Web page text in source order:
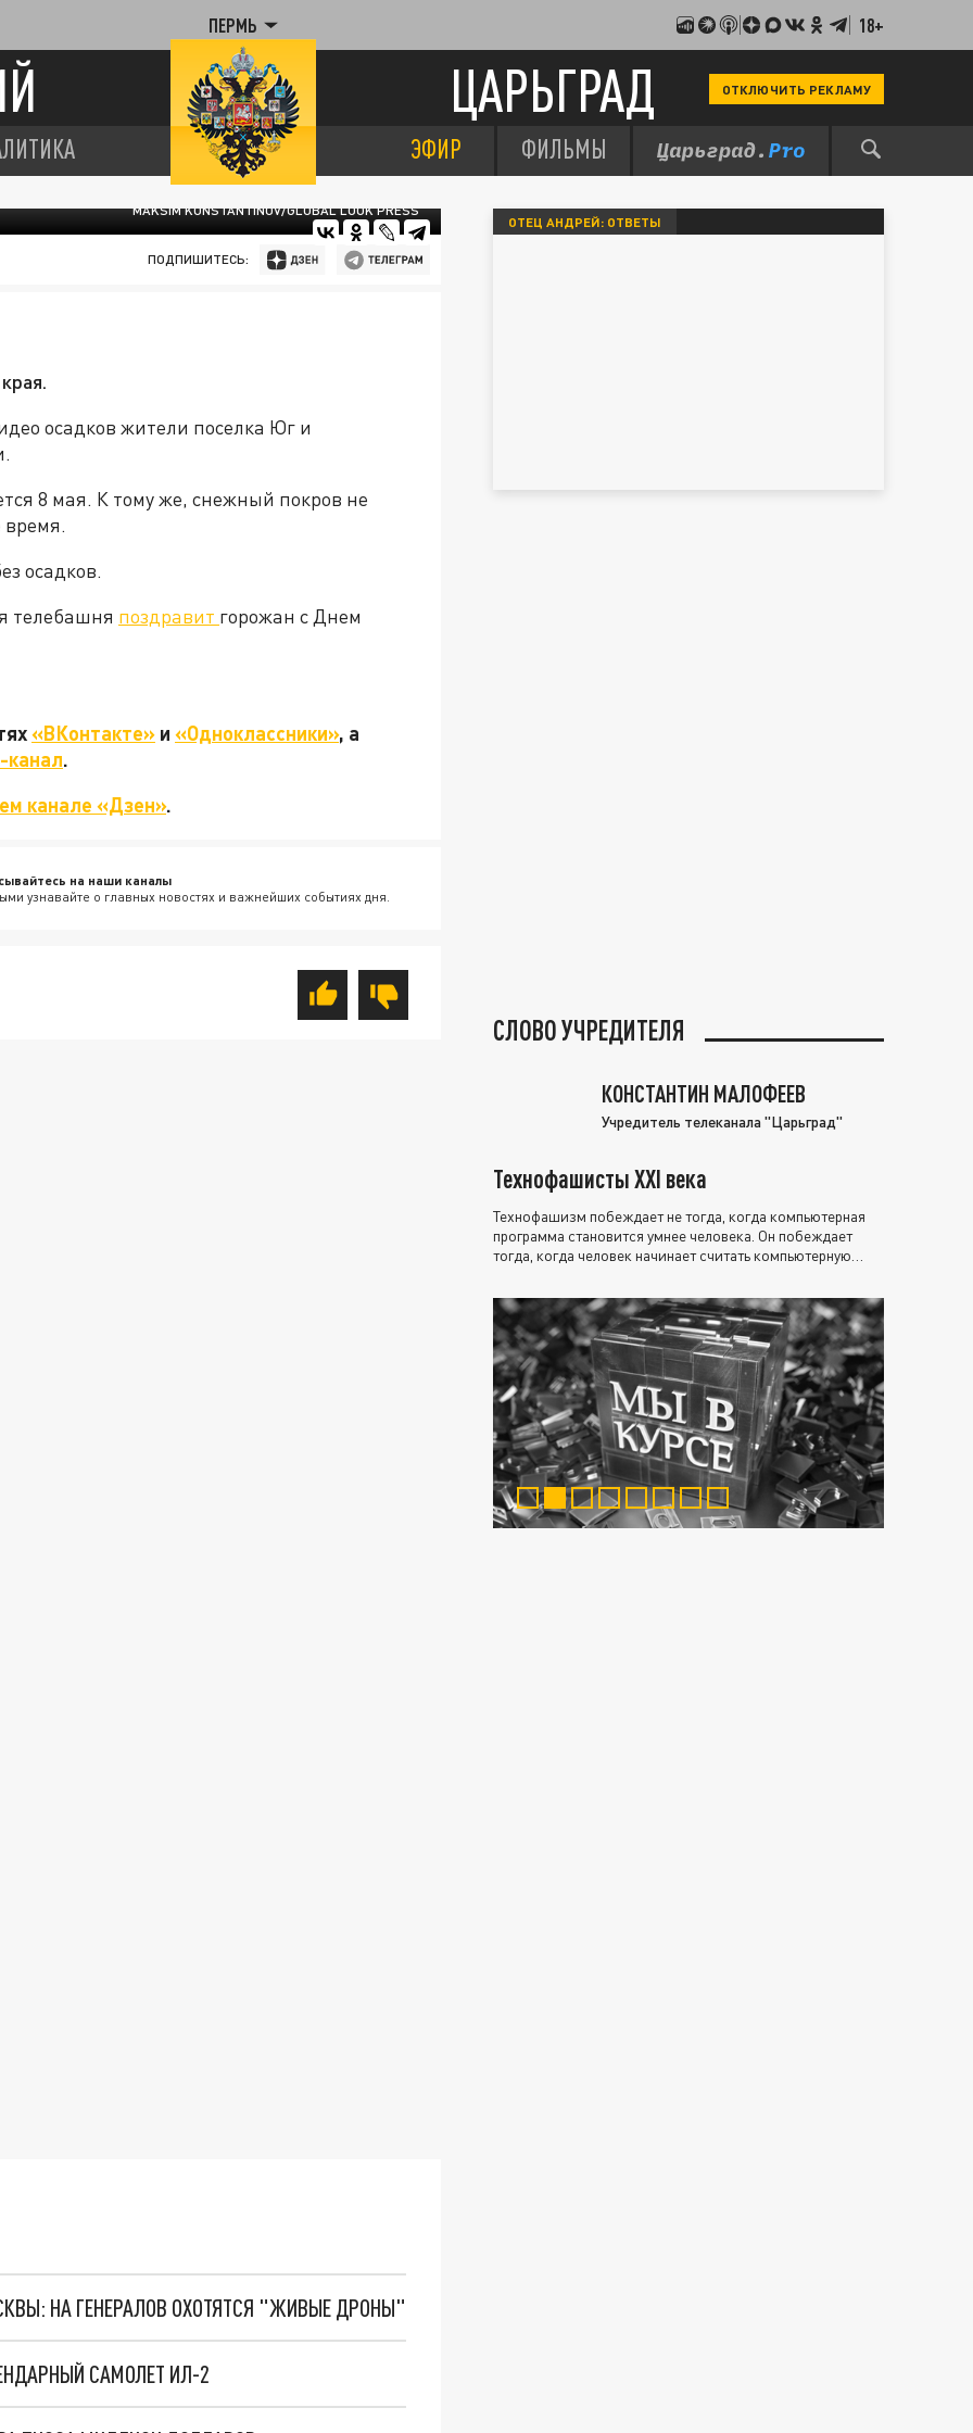
ПЕРМЬ 18+
ЦАРЬГРАД ОТКЛЮЧИТЬ РЕКЛАМУ
ЭФИР ФИЛЬМЫ
MAKSIM KONSTANTINOV/GLOBAL LOOK PRESS
ПОДПИШИТЕСЬ:
осадков жители поселка Юг и
8 мая. К тому же, снежный покров не
время.
осадков.
телебашня поздравит горожан с Днем
«ВКонтакте» и «Одноклассники», а
канал.
канале «Дзен».
на наши каналы
узнавайте о главных новостях и важнейших событиях дня.
НА ГЕНЕРАЛОВ ОХОТЯТСЯ "ЖИВЫЕ ДРОНЫ"
САМОЛЕТ ИЛ-2
ОТЕЦ АНДРЕЙ: ОТВЕТЫ
СЛОВО УЧРЕДИТЕЛЯ
КОНСТАНТИН МАЛОФЕЕВ
Учредитель телеканала "Царьград"
Технофашисты XXI века
Технофашизм побеждает не тогда, когда компьютерная
программа становится умнее человека. Он побеждает
тогда, когда человек начинает считать компьютерную